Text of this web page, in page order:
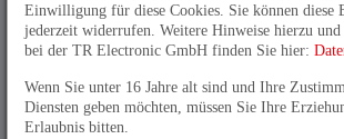
Technische Daten
IE_ bis 10.000 Inkremente
IO_ bis 65536 Inkremente
Voll, Sackloch, Hohlwelle,
Einwilligung für diese Cookies. Sie können diese
jederzeit widerrufen. Weitere Hinweise hierzu und
bei der TR Electronic GmbH finden Sie hier:
Wenn Sie unter 16 Jahre alt sind und Ihre
Diensten geben möchten, müssen Sie Ihre
Erlaubnis bitten.